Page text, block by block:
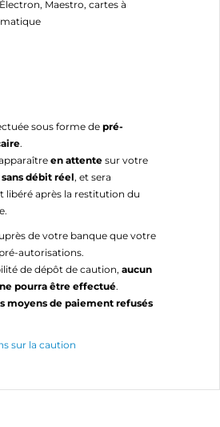
Électron, Maestro, cartes à
sous forme de pré-
.
en attente sur votre
sans débit réel, et sera
après la restitution du
de votre banque que votre
autorisations.
de dépôt de caution, aucun
pourra être effectué.
moyens de paiement refusés
sur la caution